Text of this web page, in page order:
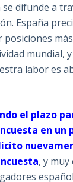
difunde a
España
mundial,
labor es
el plazo
en un
, y